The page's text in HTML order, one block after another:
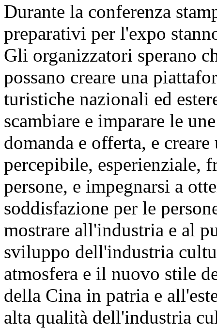
Durante la conferenza
preparativi per l'expo
Gli organizzatori sperano
possano creare una
turistiche nazionali ed
scambiare e imparare le
domanda e offerta, e
percepibile, esperienziale,
persone, e impegnarsi a
soddisfazione per le
mostrare all'industria e al
sviluppo dell'industria
atmosfera e il nuovo stile
della Cina in patria e
alta qualità dell'industria